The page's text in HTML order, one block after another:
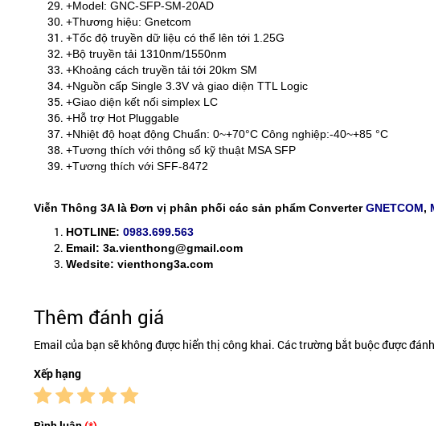
+Model: GNC-SFP-SM-20AD
+Thương hiệu: Gnetcom
+Tốc độ truyền dữ liệu có thể lên tới 1.25G
+Bộ truyền tải 1310nm/1550nm
+Khoảng cách truyền tải tới 20km SM
+Nguồn cấp Single 3.3V và giao diện TTL Logic
+Giao diện kết nối simplex LC
+Hỗ trợ Hot Pluggable
+Nhiệt độ hoạt động Chuẩn: 0~+70°C Công nghiệp:-40~+85 °C
+Tương thích với thông số kỹ thuật MSA SFP
+Tương thích với SFF-8472
Viễn Thông 3A là Đơn vị phân phối các sản phẩm ConverterGNETCOM,
HOTLINE: 0983.699.563
Email: 3a.vienthong@gmail.com
Wedsite: vienthong3a.com
Thêm đánh giá
Email của bạn sẽ không được hiển thị công khai. Các trường bắt buộc được
Xếp hạng